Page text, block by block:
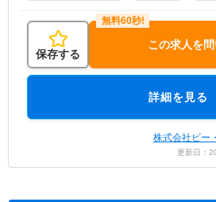
保存する
この求人を
詳細を見る
株式会社ビー
更新日：